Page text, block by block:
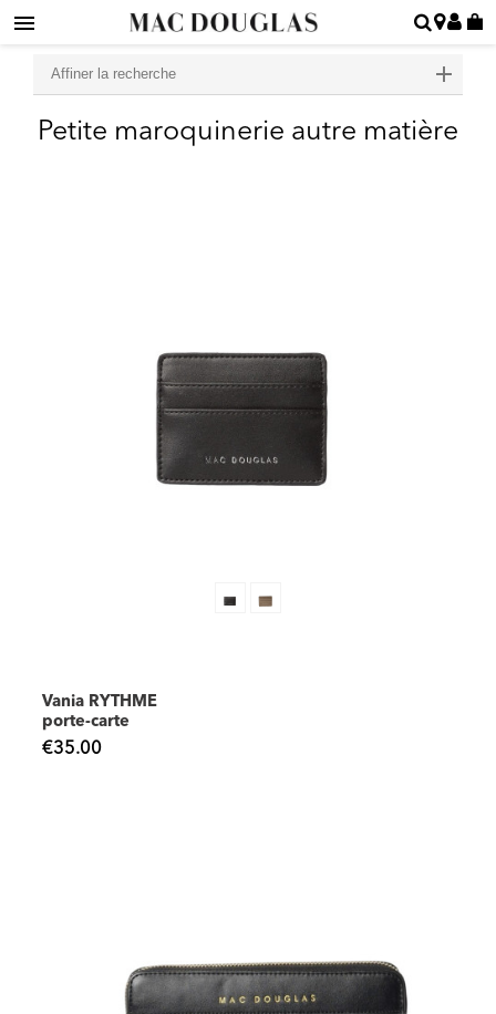
Affiner la recherche
Petite maroquinerie autre matière
Vania RYTHME
porte-carte
€35.00